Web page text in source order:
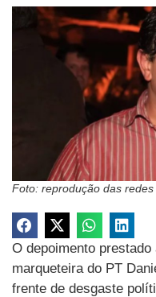
Foto: reprodução das redes
O depoimento
marqueteira do PT
frente de desgaste